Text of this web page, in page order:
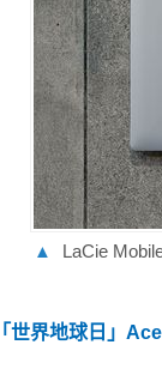
▲ LaCie
「世界地球日」